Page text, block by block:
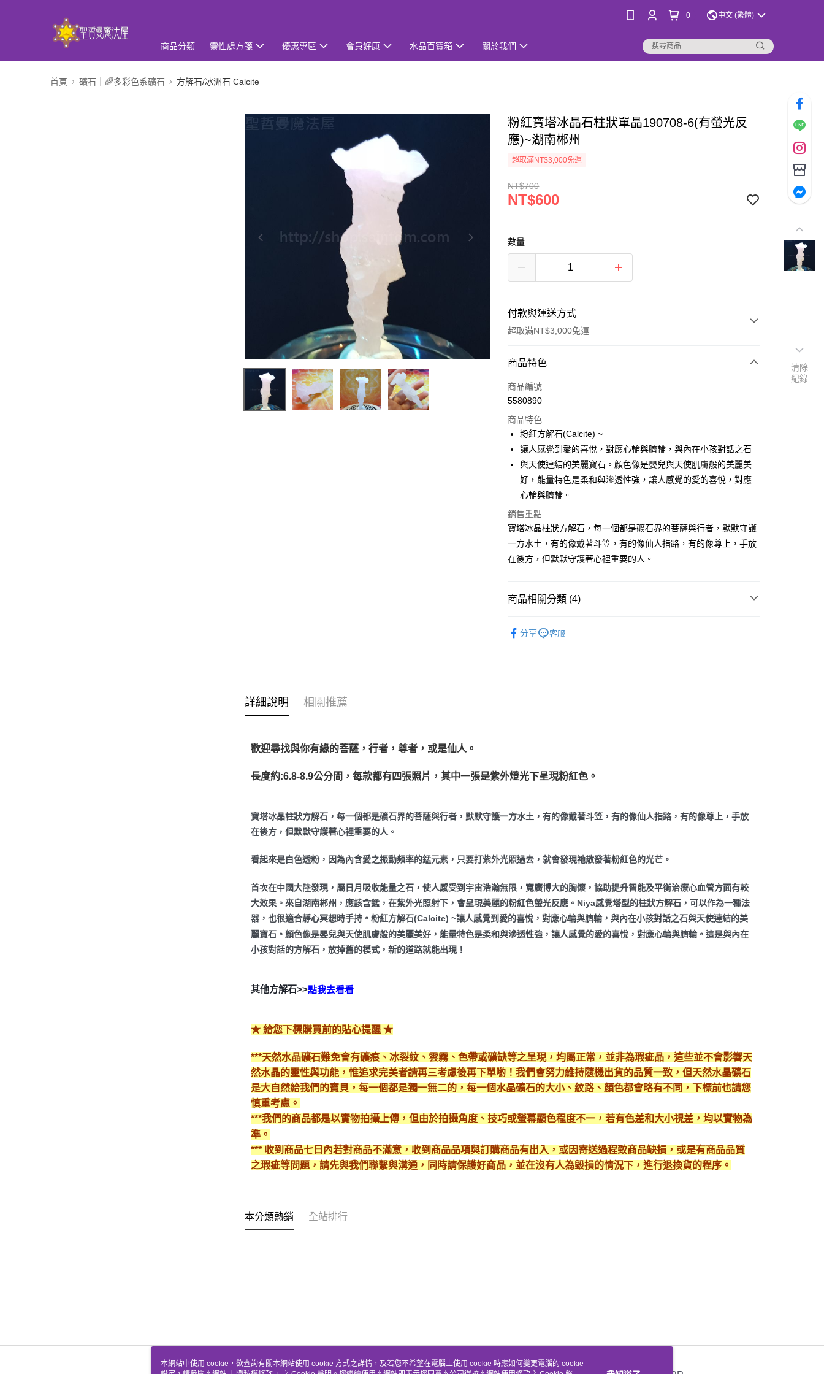
0 中文 (繁體)
商品分類 靈性處方箋 優惠專區 會員好康 水晶百寶箱 關於我們
首頁 礦石｜🌈多彩色系礦石 方解石/冰洲石 Calcite
粉紅寶塔冰晶石柱狀單晶190708-6(有螢光反
應)~湖南郴州
超取滿NT$3,000免運
NT$700
NT$600
數量
付款與運送方式
超取滿NT$3,000免運
付款方式
信用卡一次付款
LINE Pay
Apple Pay
街口支付
悠遊付
ATM付款
運送方式
每筆NT$80，滿NT$3,000(含以上)免運費
每筆NT$80，滿NT$3,000(含以上)免運費
商品特色
商品編號
5580890
商品特色
粉紅方解石(Calcite) ~
讓人感覺到愛的喜悅，對應心輪與臍輪，與內在小孩對話之石
與天使連結的美麗寶石。顏色像是嬰兒與天使肌膚般的美麗美
好，能量特色是柔和與滲透性強，讓人感覺的愛的喜悅，對應
心輪與臍輪。
銷售重點
寶塔冰晶柱狀方解石，每一個都是礦石界的菩薩與行者，默默守護
一方水土，有的像戴著斗笠，有的像仙人指路，有的像尊上，手放
在後方，但默默守護著心裡重要的人。
商品相關分類 (4)
分享 客服
詳細說明 相關推薦
歡迎尋找與你有緣的菩薩，行者，尊者，或是仙人。
長度約:6.8-8.9公分間，每款都有四張照片，其中一張是紫外燈光下呈現粉紅色。
寶塔冰晶柱狀方解石，每一個都是礦石界的菩薩與行者，默默守護一方水土，有的像戴著斗笠，有的像仙人指路，有的像尊上，手放
在後方，但默默守護著心裡重要的人。
看起來是白色透粉，因為內含愛之振動頻率的錳元素，只要打紫外光照過去，就會發現祂散發著粉紅色的光芒。
首次在中國大陸發現，屬日月吸收能量之石，使人感受到宇宙浩瀚無限，寬廣博大的胸懷，協助提升智能及平衡治療心血管方面有較
大效果。來自湖南郴州，應該含錳，在紫外光照射下，會呈現美麗的粉紅色螢光反應。Niya感覺塔型的柱狀方解石，可以作為一種法
器，也很適合靜心冥想時手持。粉紅方解石(Calcite) ~讓人感覺到愛的喜悅，對應心輪與臍輪，與內在小孩對話之石與天使連結的美
麗寶石。顏色像是嬰兒與天使肌膚般的美麗美好，能量特色是柔和與滲透性強，讓人感覺的愛的喜悅，對應心輪與臍輪。這是與內在
小孩對話的方解石，放掉舊的模式，新的道路就能出現！
其他方解石>>點我去看看
★ 給您下標購買前的貼心提醒 ★
***天然水晶礦石難免會有礦痕、冰裂紋、雲霧、色帶或礦缺等之呈現，均屬正常，並非為瑕疵品，這些並不會影響天
然水晶的靈性與功能，惟追求完美者請再三考慮後再下單喲！我們會努力維持隨機出貨的品質一致，但天然水晶礦石
是大自然給我們的寶貝，每一個都是獨一無二的，每一個水晶礦石的大小、紋路、顏色都會略有不同，下標前也請您
慎重考慮。
***我們的商品都是以實物拍攝上傳，但由於拍攝角度、技巧或螢幕顯色程度不一，若有色差和大小視差，均以實物為
準。
*** 收到商品七日內若對商品不滿意，收到商品品項與訂購商品有出入，或因寄送過程致商品缺損，或是有商品品質
之瑕疵等問題，請先與我們聯繫與溝通，同時請保護好商品，並在沒有人為毀損的情況下，進行退換貨的程序。
本分類熱銷 全站排行
清除
紀錄
本網站中使用 cookie，欲查詢有關本網站使用 cookie 方式之詳情，及若您不希望在電腦上使用 cookie 時應如何變更電腦的 cookie